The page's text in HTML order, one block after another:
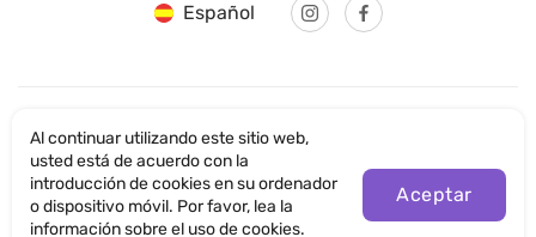
Español
© SANTICUM INTERNATIONAL LTD
Política de Seguridad
Al continuar utilizando este sitio web,
usted está de acuerdo con la
introducción de cookies en su ordenador
o dispositivo móvil. Por favor, lea la
información sobre el uso de cookies.
Aceptar